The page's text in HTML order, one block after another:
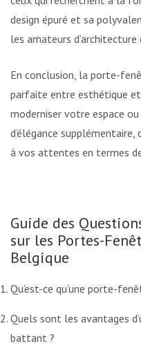
design épuré et sa
les amateurs
En conclusion, la porte-
parfaite entre esthétique
moderniser votre espace
d’élégance
à vos attentes en termes
Guide des
sur les Portes-
Belgique
Qu’est-ce qu’une porte-
Quels sont les avantages
battant ?